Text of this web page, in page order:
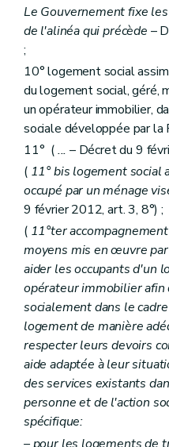
Art. 67
Art. 68
Sous-section
Art. 69
Art. 70
Art. 71
Sous-section
Art. 72
Art. 73
Art. 74
Art. 75
Sous-section
Art. 76
Art. 77
Art. 78
Chapitre IVbis
Art. 78bis
Chapitre V Dispositions
Art. 79
Chapitre VI
De la lutte
Section
Art. 80
Art. 81
Art. 82
Section 2 De la
Art. 83
Art. 84
Section 3 Des
Le Gouvernement fixe
de l'alinéa qui précède –
;
10° logement social
du logement social, géré,
un opérateur immobilier,
sociale développée par la
11° (... – Décret du 9
( 11°bis logement social
occupé par un ménage
9 février 2012, art. 3, 8°) ;
( 11°ter
moyens mis en œuvre
aider les occupants d'un
opérateur immobilier
socialement dans le
logement de manière
respecter leurs devoirs
aide adaptée à leur
des services existants
personne et de l'action
spécifique:
– pour les logements de